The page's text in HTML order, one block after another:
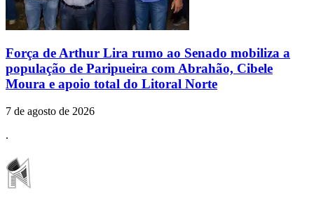
Força de Arthur Lira rumo ao Senado mobiliza a
população de Paripueira com Abrahão, Cibele
Moura e apoio total do Litoral Norte
7 de agosto de 2026
.